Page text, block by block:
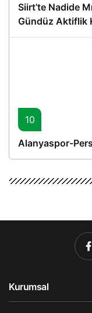
Siirt’te Nadide
Gündüz Aktiflik
10
Alanyaspor-
Kurumsal